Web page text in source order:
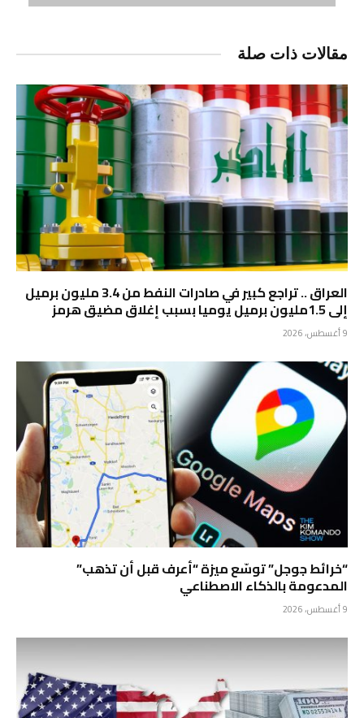
مقالات ذات صلة
العراق .. تراجع كبير في صادرات النفط من 3.4 مليون برميل
إلى 1.5مليون برميل يوميا بسبب إغلاق مضيق هرمز
9 أغسطس، 2026
“خرائط جوجل” توسّع ميزة “أعرف قبل أن تذهب”
المدعومة بالذكاء الاصطناعي
9 أغسطس، 2026